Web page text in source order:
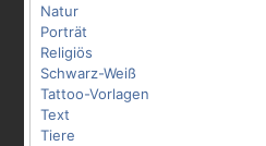
Natur
Porträt
Religiös
Schwarz-Weiß
Tattoo-Vorlagen
Text
Tiere